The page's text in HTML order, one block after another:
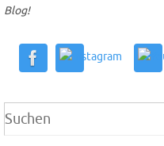
Blog!